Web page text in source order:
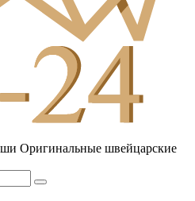
Оригинальные швейцарские